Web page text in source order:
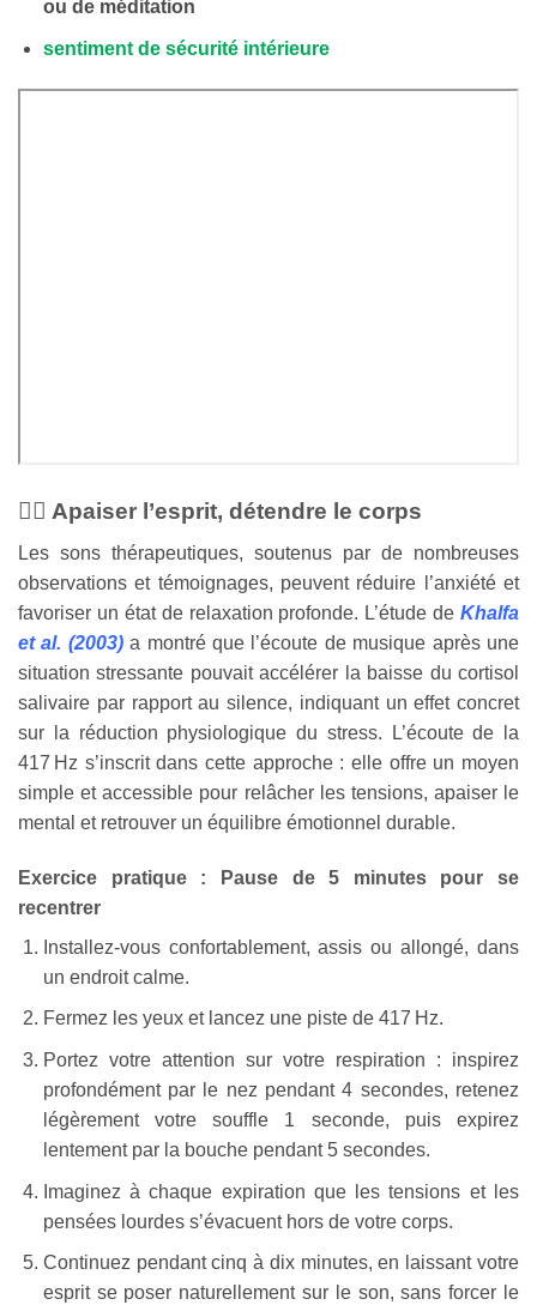
ou de méditation
sentiment de sécurité intérieure
🧘‍♀️ Apaiser l’esprit, détendre le corps
Les sons thérapeutiques, soutenus par de nombreuses
observations et témoignages, peuvent réduire l’anxiété et
favoriser un état de relaxation profonde. L’étude de Khalfa
et al. (2003)a montré que l’écoute de musique après une
situation stressante pouvait accélérer la baisse du cortisol
salivaire par rapport au silence, indiquant un effet concret
sur la réduction physiologique du stress. L’écoute de la
417 Hz s’inscrit dans cette approche : elle offre un moyen
simple et accessible pour relâcher les tensions, apaiser le
mental et retrouver un équilibre émotionnel durable.
Exercice pratique : Pause de 5 minutes pour se
recentrer
Installez-vous confortablement, assis ou allongé, dans
un endroit calme.
Fermez les yeux et lancez une piste de 417 Hz.
Portez votre attention sur votre respiration : inspirez
profondément par le nez pendant 4 secondes, retenez
légèrement votre souffle 1 seconde, puis expirez
lentement par la bouche pendant 5 secondes.
Imaginez à chaque expiration que les tensions et les
pensées lourdes s’évacuent hors de votre corps.
Continuez pendant cinq à dix minutes, en laissant votre
esprit se poser naturellement sur le son, sans forcer le